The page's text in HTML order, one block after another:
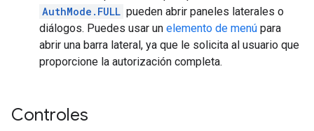
AuthMode.FULL pueden abrir paneles laterales o
diálogos. Puedes usar un elemento de menú para
abrir una barra lateral, ya que le solicita al usuario que
proporcione la autorización completa.
Controles